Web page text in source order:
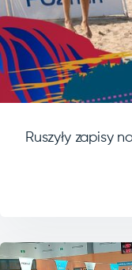
Ruszyły zapisy